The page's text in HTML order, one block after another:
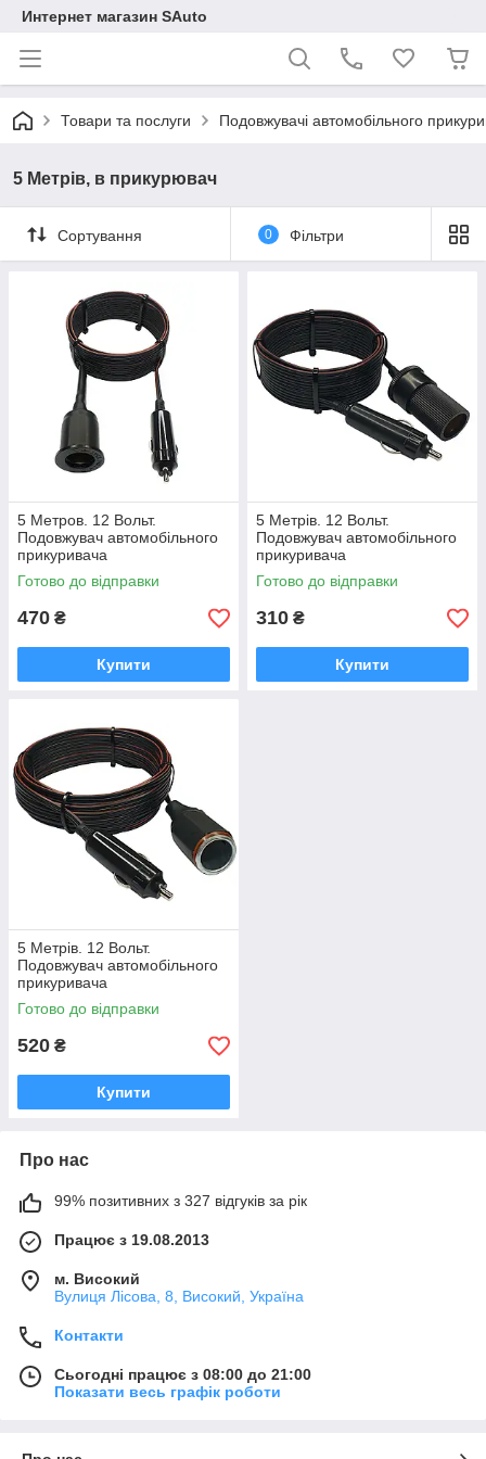
Интернет магазин SAuto
Товари та послуги Подовжувачі автомобільного
5 Метрів, в прикурювач
Сортування 0 Фільтри
5 Метров. 12 Вольт.
Подовжувач автомобільного
прикуривача
Готово до відправки
470 ₴
Купити
5 Метрів. 12 Вольт.
Подовжувач автомобільного
прикуривача
Готово до відправки
310 ₴
Купити
5 Метрів. 12 Вольт.
Подовжувач автомобільного
прикуривача
Готово до відправки
520 ₴
Купити
Про нас
99% позитивних з 327 відгуків за рік
Працює з 19.08.2013
м. Високий
Вулиця Лісова, 8, Високий, Україна
Контакти
Сьогодні працює з 08:00 до 21:00
Показати весь графік роботи